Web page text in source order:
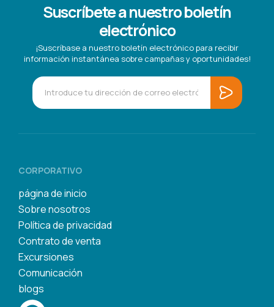
Suscríbete a nuestro boletín
electrónico
¡Suscríbase a nuestro boletín electrónico para recibir
información instantánea sobre campañas y oportunidades!
CORPORATIVO
página de inicio
Sobre nosotros
Política de privacidad
Contrato de venta
Excursiones
Comunicación
blogs